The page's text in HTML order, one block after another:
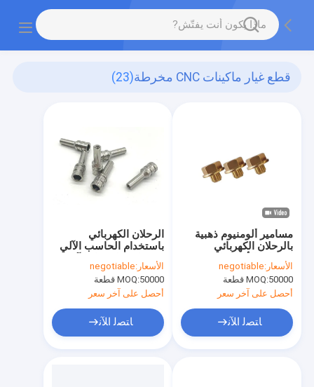
قطع غيار ماكينات CNC مخرطة (23)
الرحلان الكهربائي
باستخدام الحاسب الآلي
مخرطة قطع غيار الآلات ،
عرافة برشام الجوز ربط
6x31.6mm
الأسعار:negotiable
MOQ:50000 قطعة
أحصل على آخر سعر
ﺎﺘﺼﻟ ﺍﻶﻧ
مسامير ألومنيوم ذهبية
بالرحلان الكهربائي
لمثبتات الأظافر المزخرفة
لمحور السيارة للمركبات
المعدلة
الأسعار:negotiable
MOQ:50000 قطعة
أحصل على آخر سعر
ﺎﺘﺼﻟ ﺍﻶﻧ